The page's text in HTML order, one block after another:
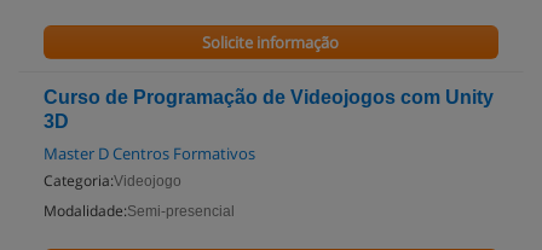
Solicite informação
Curso de Programação de Videojogos com Unity
3D
Master D Centros Formativos
Categoria:Videojogo
Modalidade:Semi-presencial